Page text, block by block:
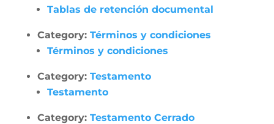
Tablas de retención documental
Category: Términos y condiciones
Términos y condiciones
Category: Testamento
Testamento
Category: Testamento Cerrado